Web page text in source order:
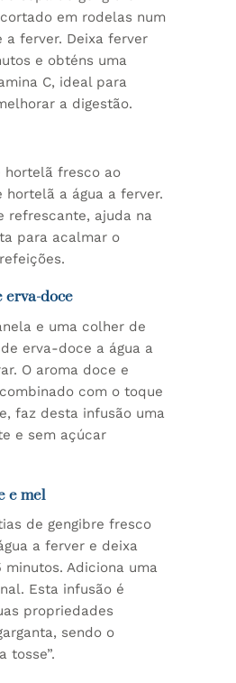
em rodelas num
a ferver. Deixa ferver
e obténs uma
C, ideal para
a digestão.
hortelã fresco ao
a água a ferver.
refrescante, ajuda na
para acalmar o
erva-doce
e uma colher de
erva-doce a água a
O aroma doce e
com o toque
faz desta infusão uma
e sem açúcar
e mel
de gengibre fresco
a ferver e deixa
Adiciona uma
Esta infusão é
propriedades
sendo o
tosse”.